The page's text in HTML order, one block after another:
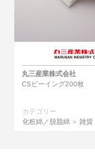
丸三産業株式会社
CSビーイング200枚
カテゴリー
化粧綿／脱脂綿
雑貨